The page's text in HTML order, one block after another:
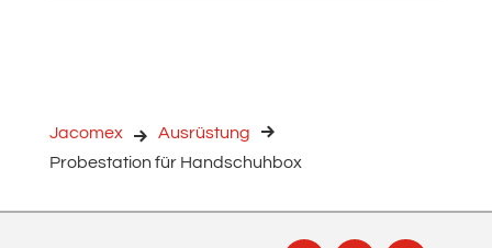
Jacomex
Ausrüstung
Probestation für Handschuhbox